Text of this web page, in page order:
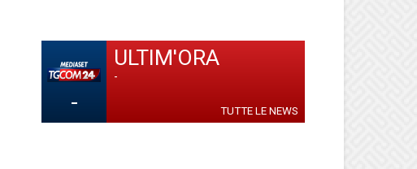
-
ULTIM'ORA
-
TUTTE LE NEWS